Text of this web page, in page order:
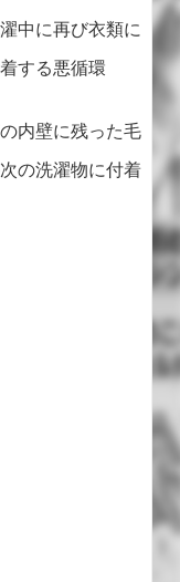
中に再び衣類に
する悪循環
内壁に残った毛
の洗濯物に付着